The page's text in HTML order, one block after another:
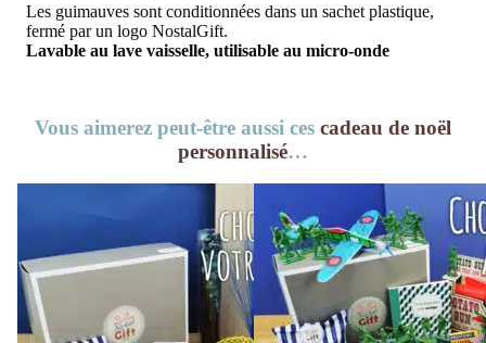
Les guimauves sont conditionnées dans un sachet plastique,
fermé par un logo NostalGift.
Lavable au lave vaisselle, utilisable au micro-onde
Vous aimerez peut-être aussi ces cadeau de noël
personnalisé…